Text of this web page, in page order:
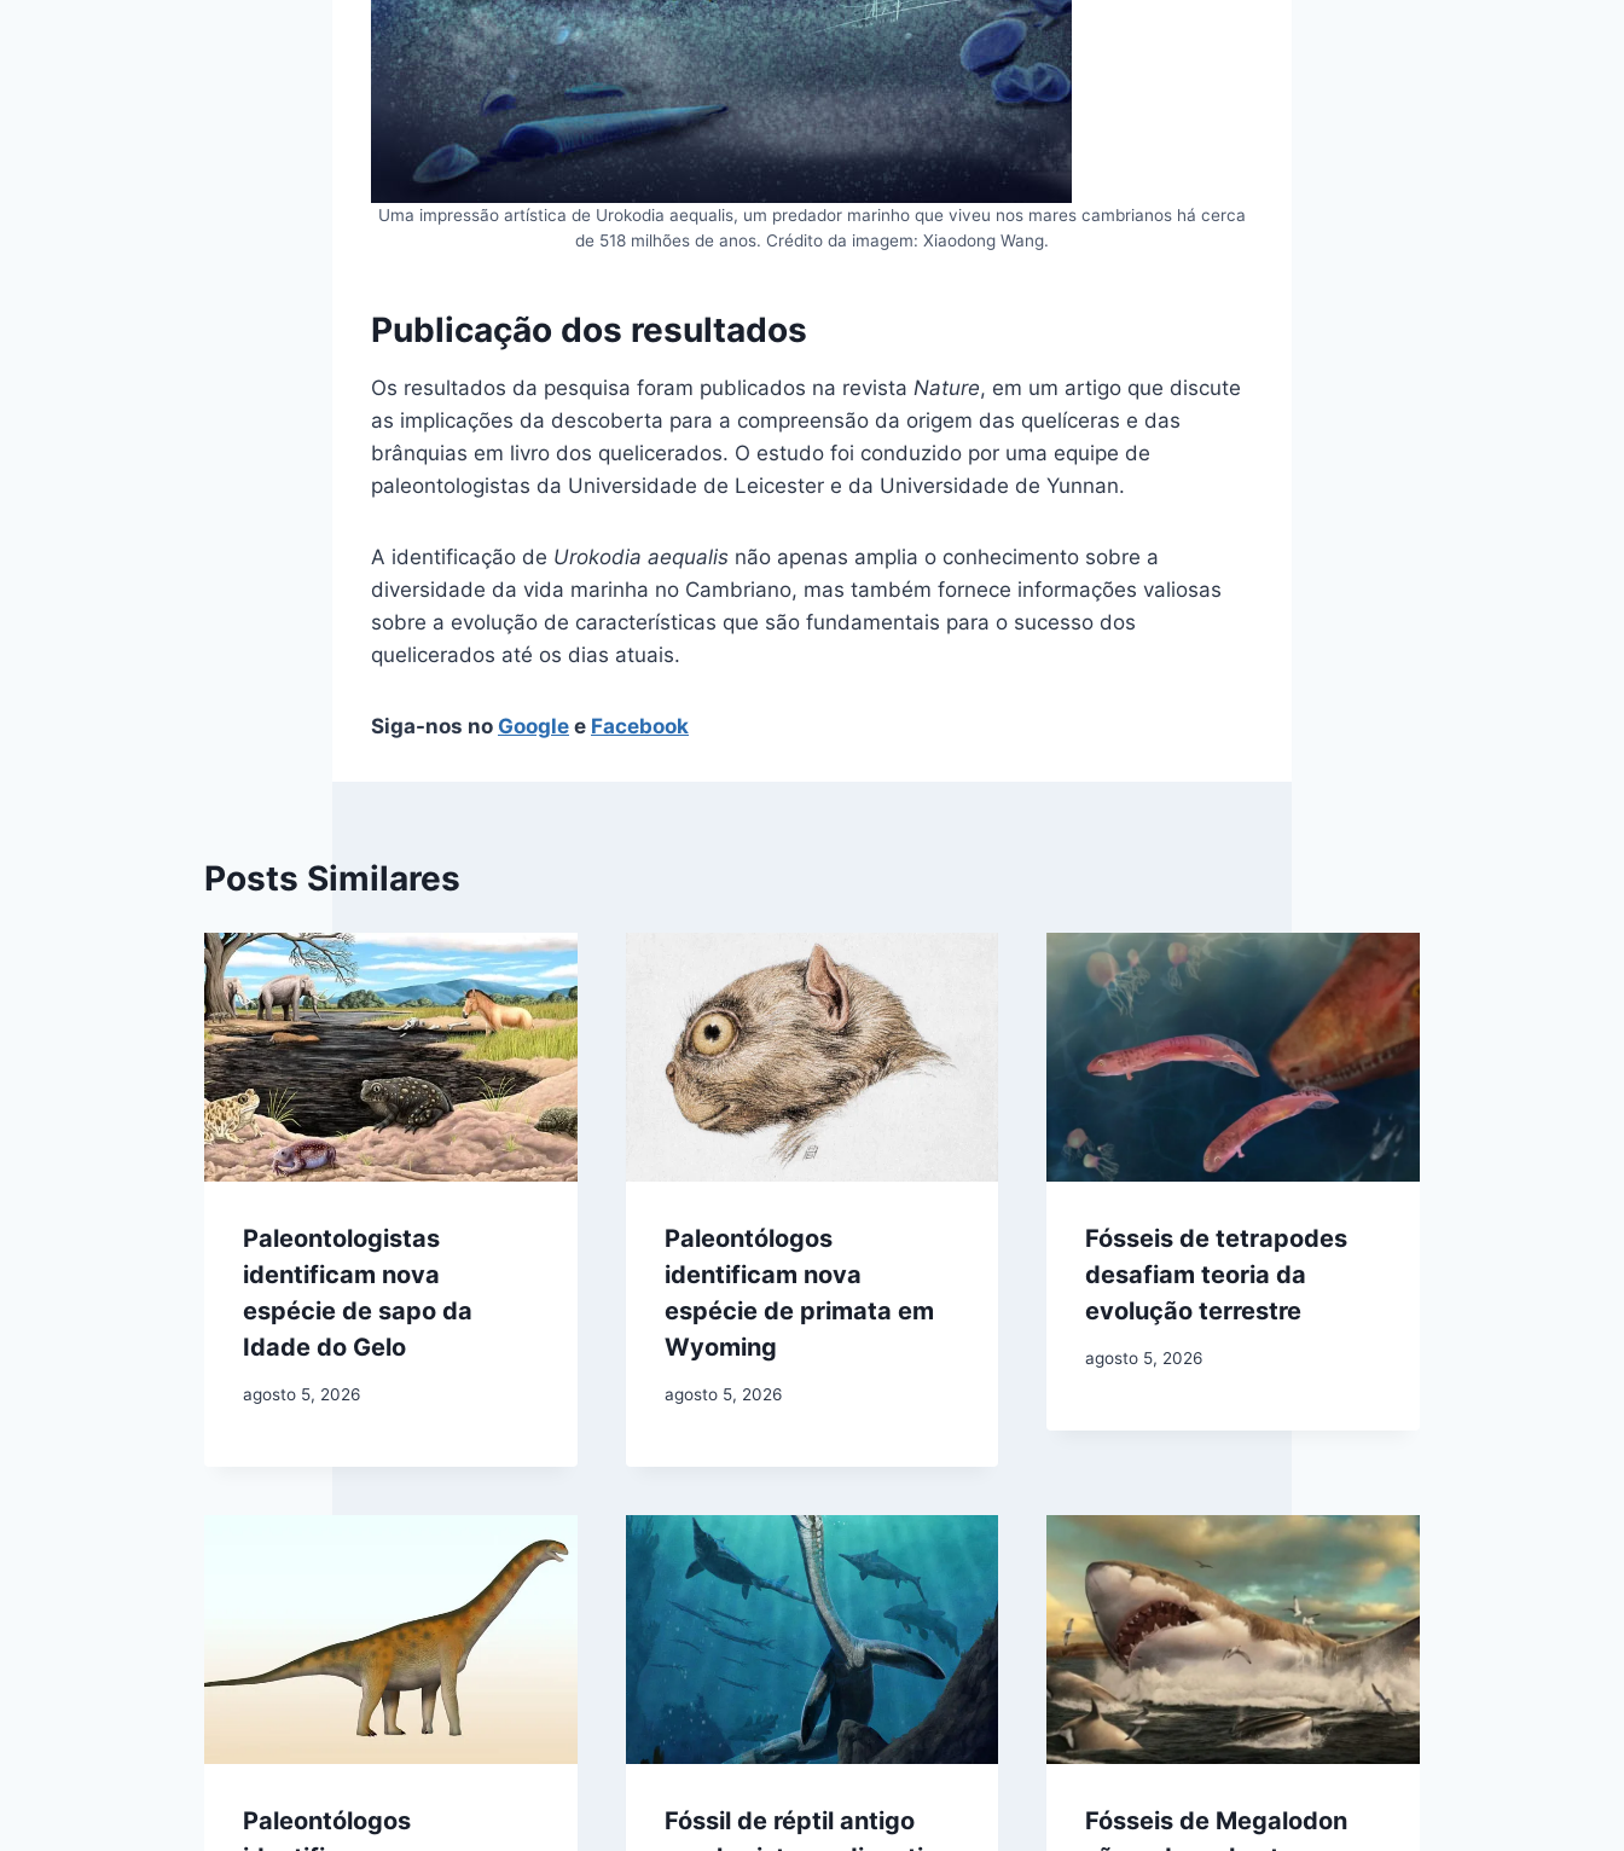
Uma impressão artística de Urokodia aequalis, um predador marinho que viveu nos mares cambrianos há cerca
de 518 milhões de anos. Crédito da imagem: Xiaodong Wang.
Publicação dos resultados
Os resultados da pesquisa foram publicados na revista Nature, em um artigo que discute
as implicações da descoberta para a compreensão da origem das quelíceras e das
brânquias em livro dos quelicerados. O estudo foi conduzido por uma equipe de
paleontologistas da Universidade de Leicester e da Universidade de Yunnan.
A identificação de Urokodia aequalis não apenas amplia o conhecimento sobre a
diversidade da vida marinha no Cambriano, mas também fornece informações valiosas
sobre a evolução de características que são fundamentais para o sucesso dos
quelicerados até os dias atuais.
Siga-nos no Google e Facebook
Posts Similares
Paleontologistas
identificam nova
espécie de sapo da
Idade do Gelo
agosto 5, 2026
Paleontólogos
identificam nova
espécie de primata em
Wyoming
agosto 5, 2026
Fósseis de tetrapodes
desafiam teoria da
evolução terrestre
agosto 5, 2026
Paleontólogos
Fóssil de réptil antigo
Fósseis de Megalodon